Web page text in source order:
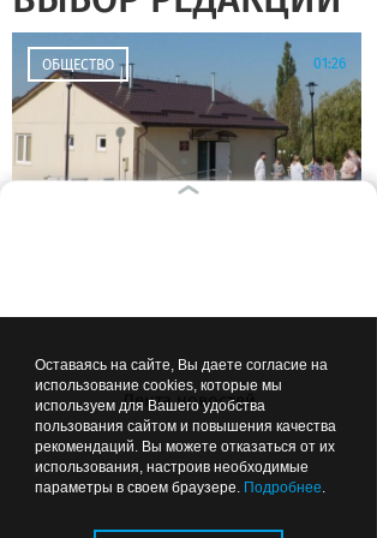
Лента новостей
ОБЩЕСТВО 01:26
рекомендовал делать
ФАПы сразу с
благоустройством
ОБЩЕСТВО Вчера 22:44
Оставаясь на сайте, Вы даете согласие на
использование cookies, которые мы
используем для Вашего удобства
пользования сайтом и повышения качества
рекомендаций. Вы можете отказаться от их
использования, настроив необходимые
параметры в своем браузере. Подробнее.